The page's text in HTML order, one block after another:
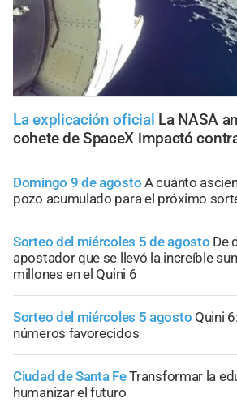
La explicación oficial La NASA
cohete de SpaceX impactó
Domingo 9 de agosto A cuánto
pozo acumulado para el próximo
Sorteo del miércoles 5 de agosto De
apostador que se llevó la increíble
millones en el Quini 6
Sorteo del miércoles 5 agosto Quini
números favorecidos
Ciudad de Santa FeTransformar la
humanizar el futuro